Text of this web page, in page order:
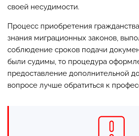
своей несудимости.
Процесс приобретения
знания миграционных законов,
соблюдение сроков подачи
были судимы, то процедура
предоставление дополнительной
вопросе лучше обратиться к